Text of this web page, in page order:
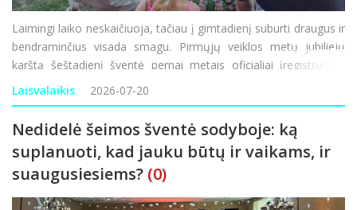
Laimingi laiko neskaičiuoja, tačiau į gimtadienį suburti draugus ir
bendraminčius visada smagu. Pirmųjų veiklos metų jubiliejų
karštą šeštadienį šventė pernai metais oficialiai įregistruotas
paramos ir labdaros fondas „Gėrio glėbyje“, sunkiose situacijose
nepa
Laisvalaikis 2026-07-20
Nedidelė šeimos šventė sodyboje: ką
suplanuoti, kad jauku būtų ir vaikams, ir
suaugusiesiems? (0)